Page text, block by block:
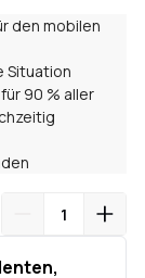
den mobilen
Situation
90 % aller